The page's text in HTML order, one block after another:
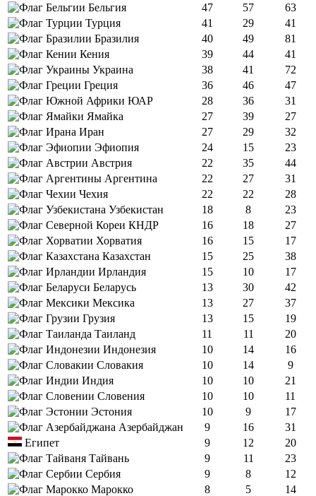
Бельгия
47 57
63
Турция
41 29
41
Бразилия
40 49
81
Кения
39 44
41
Украина
38 41
72
Греция
36 46
47
ЮАР
28 36
31
Ямайка
27 39
27
Иран
27 29
32
Эфиопия
24 15
23
Австрия
22 35
44
Аргентина
22 27
31
Чехия
22 22
28
Узбекистан
18 8
23
КНДР
16 18
27
Хорватия
16 15
17
Казахстан
15 25
38
Ирландия
15 10
17
Беларусь
13 30
42
Мексика
13 27
37
Грузия
13 15
19
Таиланд
11 11
20
Индонезия
10 14
16
Словакия
10 14
9
Индия
10 10
21
Словения
10 10
11
Эстония
10 9
17
Азербайджан
9 16
31
Египет
9 12
20
Тайвань
9 11
23
Сербия
9 8
12
Марокко
8 5 14